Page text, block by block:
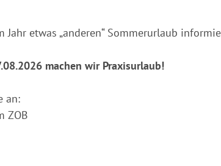
etwas „anderen“ Sommerurlaub
machen wir Praxisurlaub!
an:
ZOB